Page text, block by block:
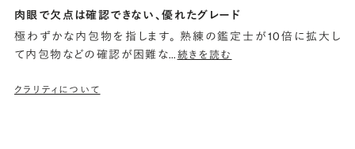
肉眼で欠点は確認できない、優れたグレード
極わずかな内包物を指します。 熟練の鑑定士が10倍に拡大し
て内包物などの確認が困難な…続きを読む
クラリティについて